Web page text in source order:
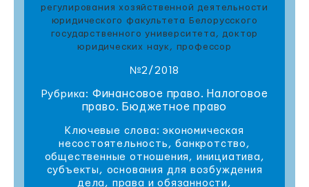
регулирования хозяйственной деятельности
юридического факультета Белорусского
государственного университета, доктор
юридических наук, профессор
№2/2018
Рубрика: Финансовое право. Налоговое
право. Бюджетное право
Ключевые слова: экономическая
несостоятельность, банкротство,
общественные отношения, инициатива,
субъекты, основания для возбуждения
дела, права и обязанности,